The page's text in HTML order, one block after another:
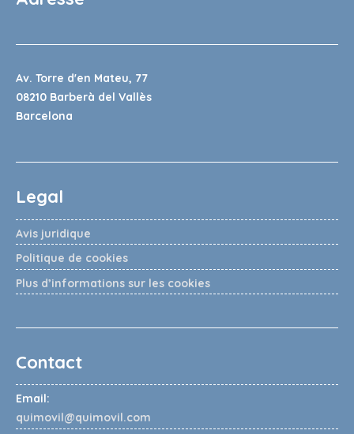
Av. Torre d'en Mateu, 77
08210 Barberà del Vallès
Barcelona
Legal
Avis juridique
Politique de cookies
Plus d’informations sur les cookies
Contact
Email:
quimovil@quimovil.com